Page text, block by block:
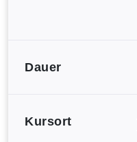
Dauer
Kursort